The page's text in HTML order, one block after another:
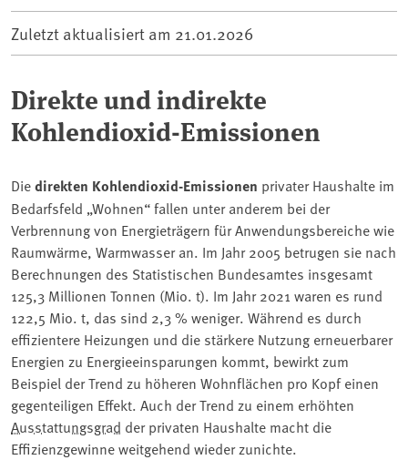
Zuletzt aktualisiert am 21.01.2026
Direkte und indirekte
Kohlendioxid-Emissionen
Diedirekten Kohlendioxid-Emissionen privater Haushalte im
Bedarfsfeld „Wohnen“ fallen unter anderem bei der
Verbrennung von Energieträgern für Anwendungsbereiche wie
Raumwärme, Warmwasser an. Im Jahr 2005 betrugen sie nach
Berechnungen des Statistischen Bundesamtes insgesamt
125,3 Millionen Tonnen (Mio. t). Im Jahr 2021 waren es rund
122,5 Mio. t, das sind 2,3 % weniger. Während es durch
effizientere Heizungen und die stärkere Nutzung erneuerbarer
Energien zu Energieeinsparungen kommt, bewirkt zum
Beispiel der Trend zu höheren Wohnflächen pro Kopf einen
gegenteiligen Effekt. Auch der Trend zu einem erhöhten
Ausstattungsgrad der privaten Haushalte macht die
Effizienzgewinne weitgehend wieder zunichte.